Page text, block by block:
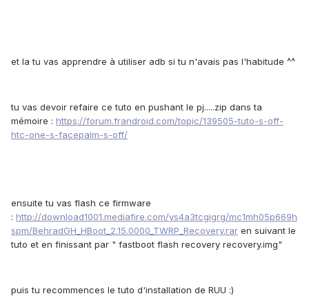
et la tu vas apprendre à utiliser adb si tu n'avais pas l'habitude ^^
tu vas devoir refaire ce tuto en pushant le pj.....zip dans ta
mémoire : https://forum.frandroid.com/topic/139505-tuto-s-off-
htc-one-s-facepalm-s-off/
ensuite tu vas flash ce firmware
: http://download1001.mediafire.com/ys4a3tcgigrg/mc1mh05p669h
spm/BehradGH_HBoot_2.15.0000_TWRP_Recovery.rar en suivant le
tuto et en finissant par " fastboot flash recovery recovery.img"
puis tu recommences le tuto d'installation de RUU :)